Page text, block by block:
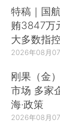
特稿｜国
贿3847万
大多数指控
2026年08月
刚果（金
市场 多家
海·政策
2026年08月